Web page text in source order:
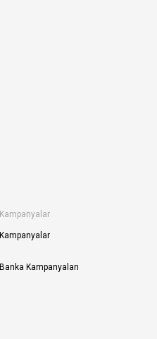
Kampanyalar
Kampanyalar
Banka Kampanyaları